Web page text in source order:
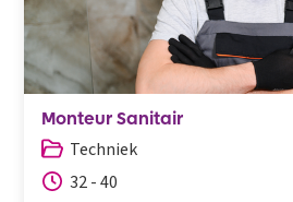
Monteur Sanitair
Techniek
32 - 40